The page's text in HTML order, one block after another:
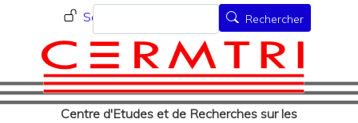
au
contenu
principal
Menu du compte de
Se connecter
Centre d'Etudes et de Recherches sur les
Rechercher Rechercher